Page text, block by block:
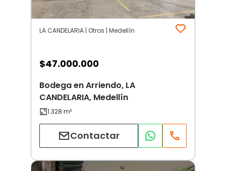
LA CANDELARIA | Otros | Medellín
$47.000.000
Bodega en Arriendo, LA
CANDELARIA, Medellín
Contactar